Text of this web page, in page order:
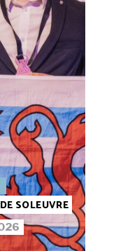
SOLEUVRE